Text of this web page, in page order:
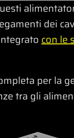
dei
con le
per la
tra gli